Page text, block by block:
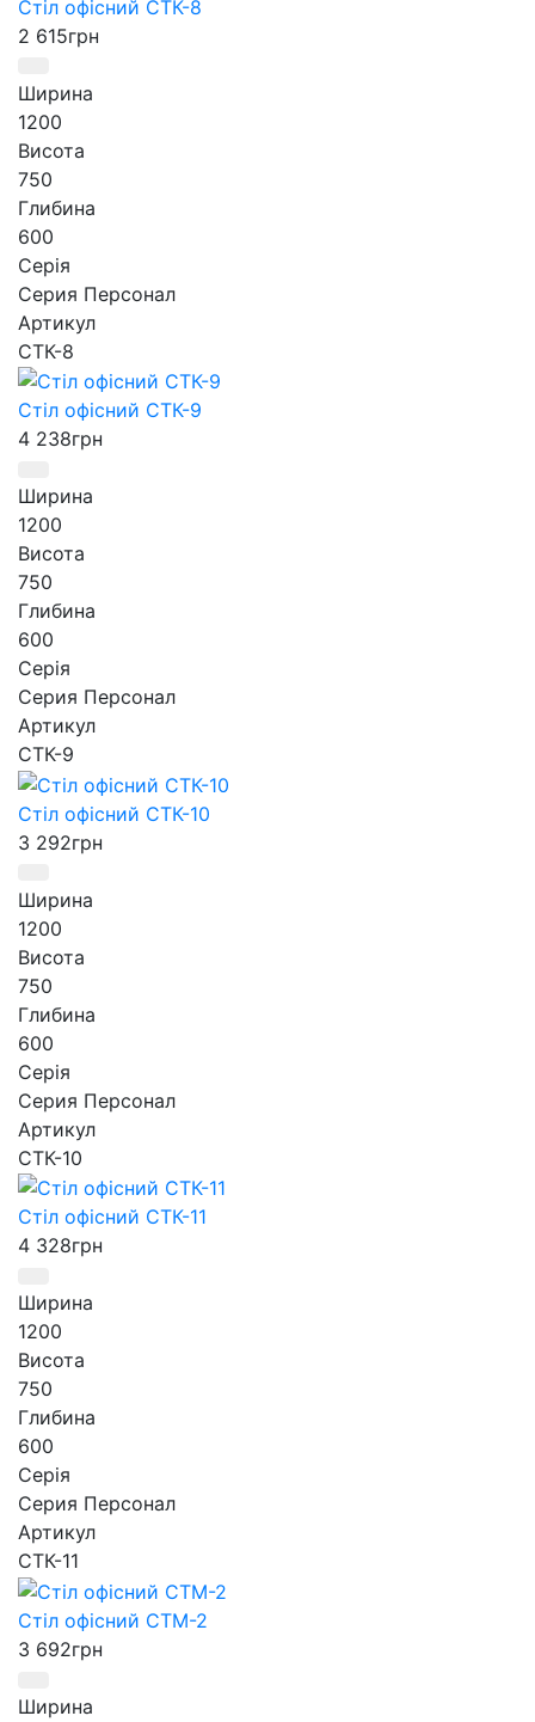
Стіл офісний СТК-8
2 615грн
Ширина
1200
Висота
750
Глибина
600
Серія
Серия Персонал
Артикул
СТК-8
Стіл офісний СТК-9
4 238грн
Ширина
1200
Висота
750
Глибина
600
Серія
Серия Персонал
Артикул
СТК-9
Стіл офісний СТК-10
3 292грн
Ширина
1200
Висота
750
Глибина
600
Серія
Серия Персонал
Артикул
СТК-10
Стіл офісний СТК-11
4 328грн
Ширина
1200
Висота
750
Глибина
600
Серія
Серия Персонал
Артикул
СТК-11
Стіл офісний СТМ-2
3 692грн
Ширина